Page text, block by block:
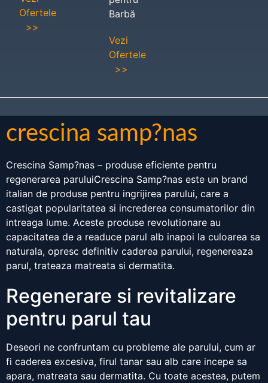
Ofertele
>>
Barbă
Vezi
Ofertele
>>
crescina samp?nas
Crescina Samp?nas – produse eficiente pentru
regenerarea paruluiCrescina Samp?nas este un brand
italian de produse pentru ingrijirea parului, care a
castigat popularitatea si increderea consumatorilor din
intreaga lume. Aceste produse revolutionare au
capacitatea de a readuce parul alb inapoi la culoarea sa
naturala, opresc definitiv caderea parului, regenereaza
parul, trateaza matreata si dermatita.
Regenerare si revitalizare
pentru parul tau
Deseori ne confruntam cu probleme ale parului, cum ar
fi caderea excesiva, firul tanar sau alb care incepe sa
apara, matreata sau dermatita. Cu toate acestea, putem